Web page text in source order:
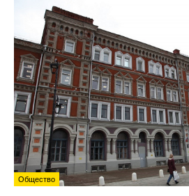
Общество